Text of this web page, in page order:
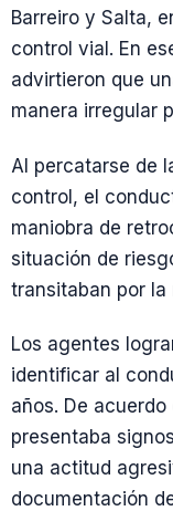
Barreiro y Salta,
control vial. En
advirtieron que
manera irregular
Al percatarse de
control, el
maniobra de
situación de
transitaban por la
Los agentes
identificar al
años. De
presentaba
una actitud
documentación